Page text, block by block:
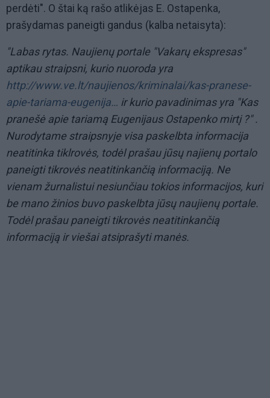
perdėti". O štai ką rašo atlikėjas E. Ostapenka,
prašydamas paneigti gandus (kalba netaisyta):
"Labas rytas. Naujienų portale "Vakarų ekspresas"
aptikau straipsni, kurio nuoroda yra
http://www.ve.lt/naujienos/kriminalai/kas-pranese-
apie-tariama-eugenija… ir kurio pavadinimas yra "Kas
pranešė apie tariamą Eugenijaus Ostapenko mirtį ?" .
Nurodytame straipsnyje visa paskelbta informacija
neatitinka tiklrovės, todėl prašau jūsų najienų portalo
paneigti tikrovės neatitinkančią informaciją. Ne
vienam žurnalistui nesiunčiau tokios informacijos, kuri
be mano žinios buvo paskelbta jūsų naujienų portale.
Todėl prašau paneigti tikrovės neatitinkančią
informaciją ir viešai atsiprašyti manės.